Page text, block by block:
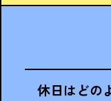
休日はどの